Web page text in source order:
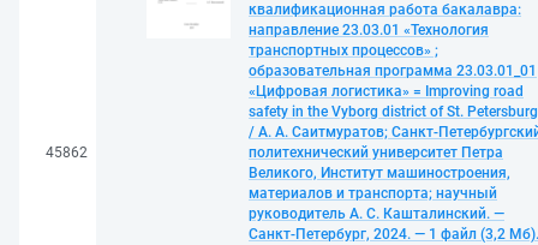
45862
квалификационная работа бакалавра:
направление 23.03.01 «Технология
транспортных процессов» ;
образовательная программа 23.03.01_01
«Цифровая логистика» = Improving road
safety in the Vyborg district of St. Petersburg
/ А. А. Саитмуратов; Санкт-
политехнический университет Петра
Великого, Институт машиностроения,
материалов и транспорта; научный
руководитель А. С. Кашталинский. —
Санкт-Петербург, 2024. — 1 файл (3,2 Мб).